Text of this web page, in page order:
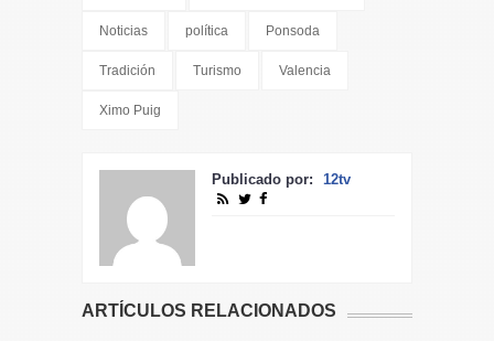
Noticias política Ponsoda
Tradición Turismo Valencia
Ximo Puig
Publicado por: 12tv
ARTÍCULOS RELACIONADOS